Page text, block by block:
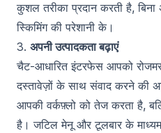
कुशल तरीका प्रदान करती है,
स्किमिंग की परेशानी के।
3. अपनी उत्पादकता बढ़ाएं
चैट-आधारित इंटरफेस आपको
दस्तावेज़ों के साथ संवाद करने की
आपकी वर्कफ़्लो को तेज करता है,
है। जटिल मेनू और टूलबार के